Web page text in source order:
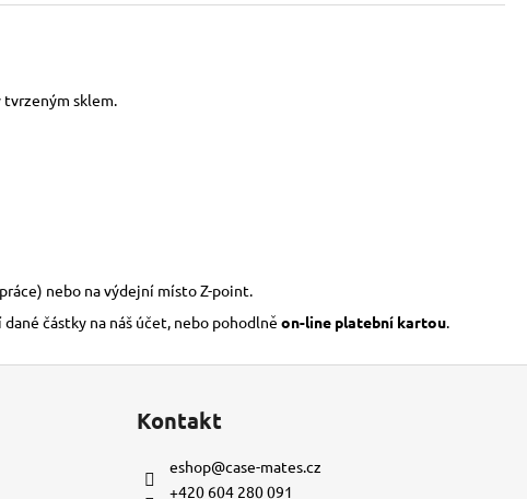
sklem.
nebo na výdejní místo Z-point.
částky na náš účet, nebo pohodlně on-line platební kartou
Kontakt
eshop@case-mates.cz
+420 604 280 091